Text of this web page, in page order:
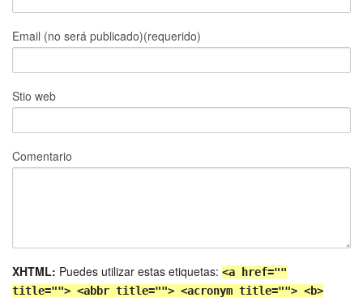
Email (no será publicado)(requerido)
Stio web
Comentario
XHTML: Puedes utilizar estas etiquetas: <a href=""
title=""> <abbr title=""> <acronym title=""> <b>